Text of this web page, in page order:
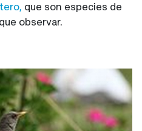
que son especies de
observar.